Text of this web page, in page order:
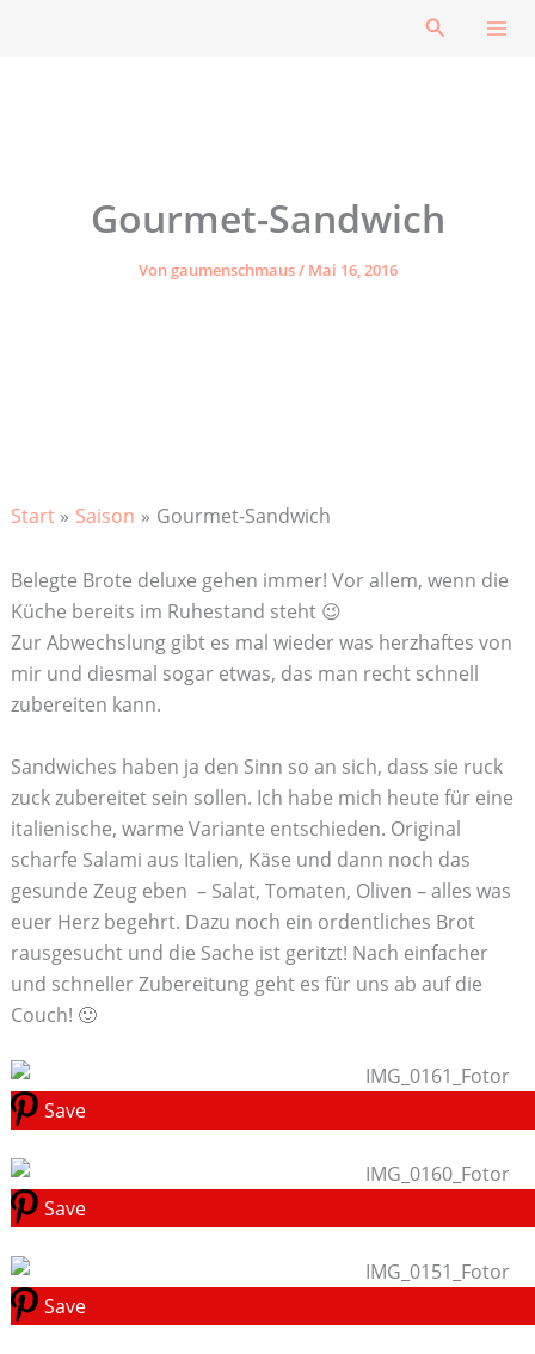
Suchen
Gourmet-Sandwich
Vongaumenschmaus/ Mai 16, 2016
Start Saison Gourmet-Sandwich
Belegte Brote deluxe gehen immer! Vor allem, wenn die
Küche bereits im Ruhestand steht 😉
Zur Abwechslung gibt es mal wieder was herzhaftes von
mir und diesmal sogar etwas, das man recht schnell
zubereiten kann.
Sandwiches haben ja den Sinn so an sich, dass sie ruck
zuck zubereitet sein sollen. Ich habe mich heute für eine
italienische, warme Variante entschieden. Original
scharfe Salami aus Italien, Käse und dann noch das
gesunde Zeug eben – Salat, Tomaten, Oliven – alles was
euer Herz begehrt. Dazu noch ein ordentliches Brot
rausgesucht und die Sache ist geritzt! Nach einfacher
und schneller Zubereitung geht es für uns ab auf die
Couch! 🙂
Save
Save
Save